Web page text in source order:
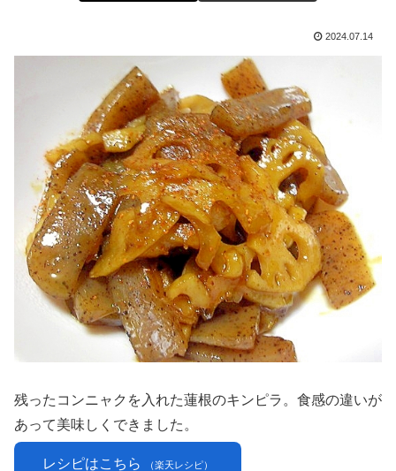
2024.07.14
残ったコンニャクを入れた蓮根のキンピラ。食感の違いが
あって美味しくできました。
レシピはこちら （楽天レシピ）